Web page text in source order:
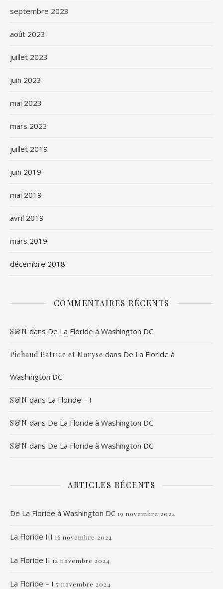
septembre 2023
août 2023
juillet 2023
juin 2023
mai 2023
mars 2023
juillet 2019
juin 2019
mai 2019
avril 2019
mars 2019
décembre 2018
COMMENTAIRES RÉCENTS
S&N dans De La Floride à Washington DC
Pichaud Patrice et Maryse dans De La Floride à
Washington DC
S&N dans La Floride – I
S&N dans De La Floride à Washington DC
S&N dans De La Floride à Washington DC
ARTICLES RÉCENTS
De La Floride à Washington DC 19 novembre 2024
La Floride III 16 novembre 2024
La Floride II 12 novembre 2024
La Floride – I 7 novembre 2024